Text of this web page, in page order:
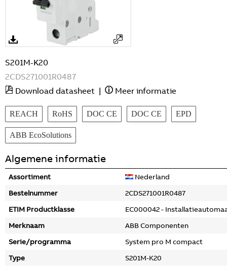
S201M-K20
2CDS271001R0487
Download datasheet | Meer informatie
REACH RoHS DOC CE DOC CE EPD
ABB EcoSolutions
Algemene informatie
Assortiment
Nederland
Bestelnummer
2CDS271001R0487
ETIM Productklasse
EC000042 -
Merknaam
ABB Componenten
Serie/programma
System pro M compact
Type
S201M-K20